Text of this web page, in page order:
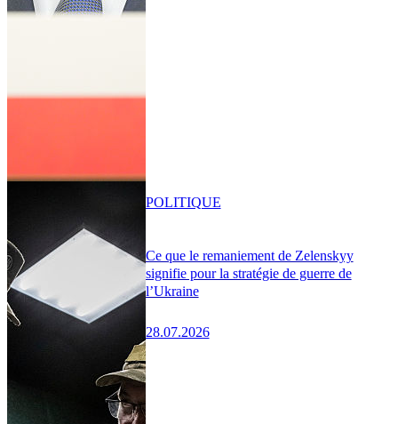
Ce que le remaniement de Zelenskyy
signifie pour la stratégie de guerre de
l’Ukraine
28.07.2026
POLITIQUE